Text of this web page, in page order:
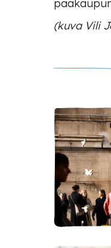
(kuva Vili